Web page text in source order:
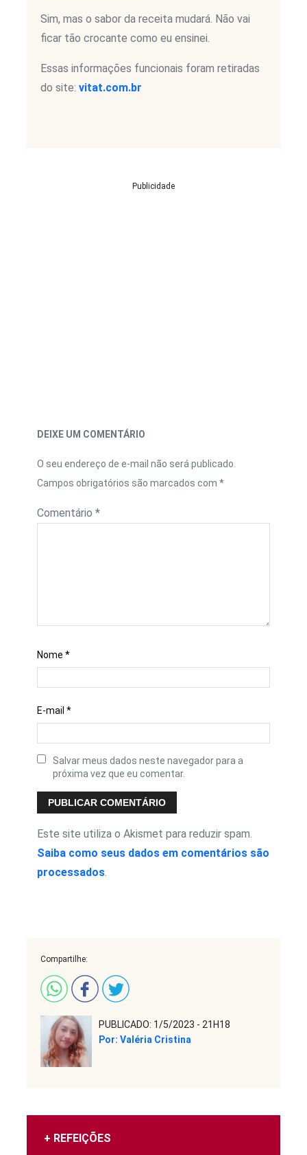
Sim, mas o sabor da receita mudará. Não vai
ficar tão crocante como eu ensinei.
Essas informações funcionais foram retiradas
do site: vitat.com.br
Publicidade
DEIXE UM COMENTÁRIO
O seu endereço de e-mail não será publicado.
Campos obrigatórios são marcados com *
Comentário *
Nome *
E-mail *
Salvar meus dados neste navegador para a
próxima vez que eu comentar.
Este site utiliza o Akismet para reduzir spam.
Saiba como seus dados em comentários são
processados.
Compartilhe:
PUBLICADO: 1/5/2023 - 21H18
Por: Valéria Cristina
+ REFEIÇÕES